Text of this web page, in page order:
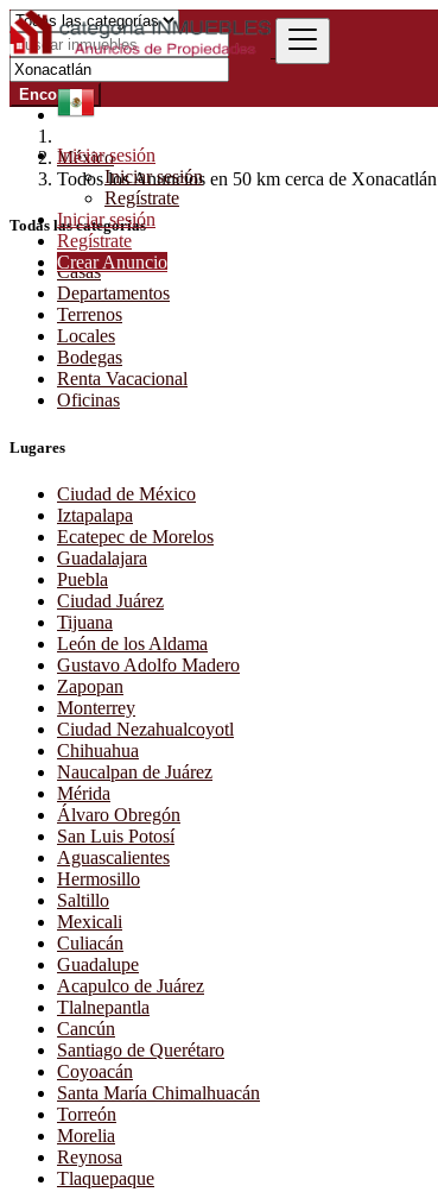
Iniciar sesión
Iniciar sesión
Regístrate
Iniciar sesión
Regístrate
Crear Anuncio
Encontrar
México
Todos los Anuncios en 50 km cerca de Xonacatlán
Todas las categorías
Casas
Departamentos
Terrenos
Locales
Bodegas
Renta Vacacional
Oficinas
Lugares
Ciudad de México
Iztapalapa
Ecatepec de Morelos
Guadalajara
Puebla
Ciudad Juárez
Tijuana
León de los Aldama
Gustavo Adolfo Madero
Zapopan
Monterrey
Ciudad Nezahualcoyotl
Chihuahua
Naucalpan de Juárez
Mérida
Álvaro Obregón
San Luis Potosí
Aguascalientes
Hermosillo
Saltillo
Mexicali
Culiacán
Guadalupe
Acapulco de Juárez
Tlalnepantla
Cancún
Santiago de Querétaro
Coyoacán
Santa María Chimalhuacán
Torreón
Morelia
Reynosa
Tlaquepaque